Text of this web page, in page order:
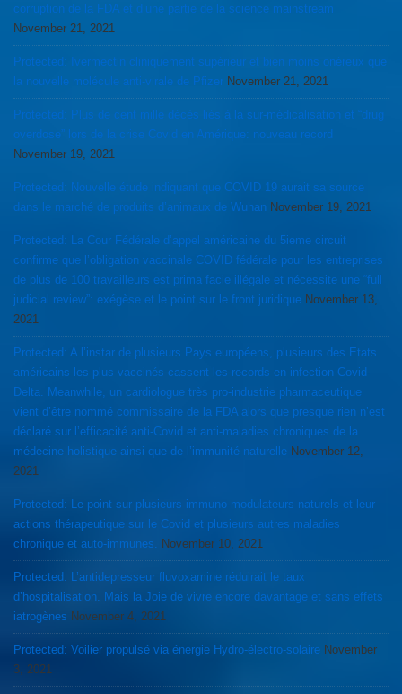
corruption de la FDA et d’une partie de la science mainstream
November 21, 2021
Protected: Ivermectin cliniquement supérieur et bien moins onéreux que
la nouvelle molécule anti-virale de Pfizer November 21, 2021
Protected: Plus de cent mille décès liés à la sur-médicalisation et “drug
overdose” lors de la crise Covid en Amérique: nouveau record
November 19, 2021
Protected: Nouvelle étude indiquant que COVID 19 aurait sa source
dans le marché de produits d’animaux de Wuhan November 19, 2021
Protected: La Cour Fédérale d’appel américaine du 5ieme circuit
confirme que l’obligation vaccinale COVID fédérale pour les entreprises
de plus de 100 travailleurs est prima facie illégale et nécessite une “full
judicial review”: exégèse et le point sur le front juridique November 13,
2021
Protected: A l’instar de plusieurs Pays européens, plusieurs des Etats
américains les plus vaccinés cassent les records en infection Covid-
Delta. Meanwhile, un cardiologue très pro-industrie pharmaceutique
vient d’être nommé commissaire de la FDA alors que presque rien n’est
déclaré sur l’efficacité anti-Covid et anti-maladies chroniques de la
médecine holistique ainsi que de l’immunité naturelle November 12,
2021
Protected: Le point sur plusieurs immuno-modulateurs naturels et leur
actions thérapeutique sur le Covid et plusieurs autres maladies
chronique et auto-immunes.
November 10, 2021
Protected: L’antidepresseur fluvoxamine réduirait le taux
d’hospitalisation. Mais la Joie de vivre encore davantage et sans effets
iatrogènes November 4, 2021
Protected: Voilier propulsé via énergie Hydro-électro-solaire November
3, 2021